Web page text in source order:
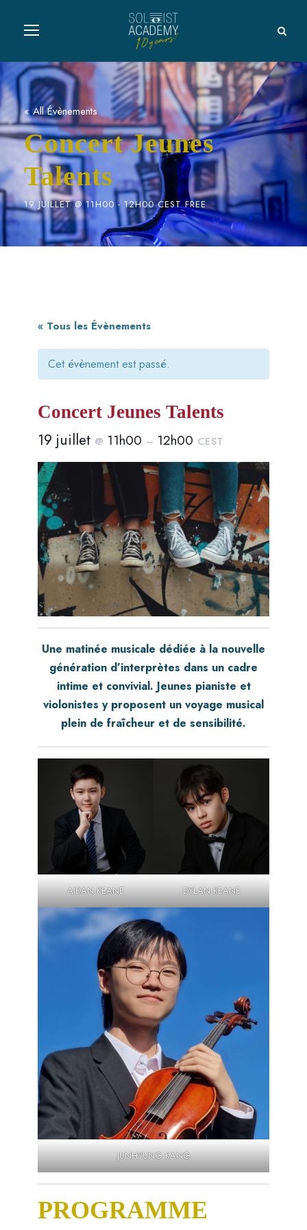
« All Évènements
Concert Jeunes
Talents
19 JUILLET @ 11H00- 12H00 CESTFREE
« Tous les Évènements
Cet évènement est passé.
Concert Jeunes Talents
19 juillet @ 11h00 – 12h00 CEST
Une matinée musicale dédiée à la nouvelle
génération d’interprètes dans un cadre
intime et convivial. Jeunes pianiste et
violonistes y proposent un voyage musical
plein de fraîcheur et de sensibilité.
AIDAN KEANE DYLAN KEANE
JUNHYUNG KANG
PROGRAMME